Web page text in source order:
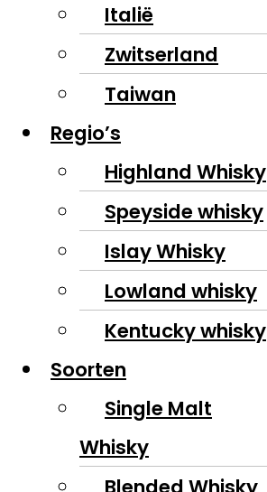
Italië
Zwitserland
Taiwan
Regio’s
Highland Whisky
Speyside whisky
Islay Whisky
Lowland whisky
Kentucky whisky
Soorten
Single Malt
Whisky